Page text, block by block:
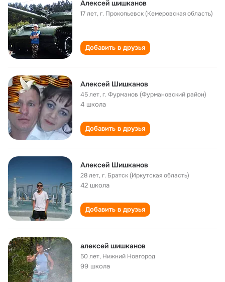
Алексей шишканов
17 лет,г. Прокопьевск (Кемеровская область)
Добавить в друзья
Алексей Шишканов
45 лет,г. Фурманов (Фурмановский район)
4 школа
Добавить в друзья
Алексей Шишканов
28 лет,г. Братск (Иркутская область)
42 школа
Добавить в друзья
алексей шишканов
50 лет, Нижний Новгород
99 школа